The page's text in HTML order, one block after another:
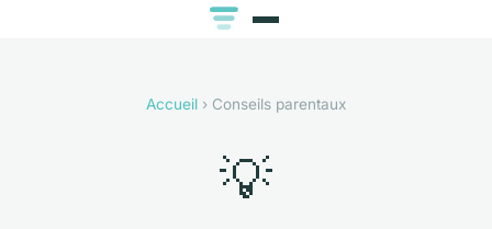
Accueil › Conseils parentaux
💡